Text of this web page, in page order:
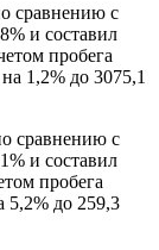
сравнению с
и составил
пробега
1,2% до 3075,1
сравнению с
и составил
пробега
5,2% до 259,3